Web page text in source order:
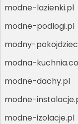
modne-lazienki.pl
modne-podlogi.pl
modny-
modna-
modne-dachy.pl
modne-
modne-izolacje.pl